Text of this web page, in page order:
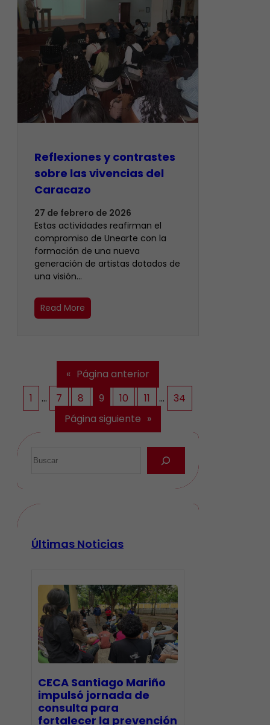
Reflexiones y contrastes
sobre las vivencias del
Caracazo
27 de febrero de 2026
Estas actividades reafirman el
compromiso de Unearte con la
formación de una nueva
generación de artistas dotados de
una visión…
Read More
« Página anterior
1
… 7 8 9 10 11 …
34
Página siguiente »
Últimas Noticias
CECA Santiago Mariño
impulsó jornada de
consulta para
fortalecer la prevención